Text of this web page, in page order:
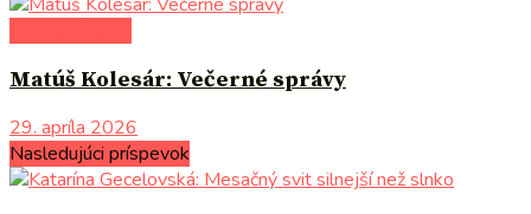
Matúš Kolesár: Večerné správy
29. apríla 2026
Nasledujúci príspevok